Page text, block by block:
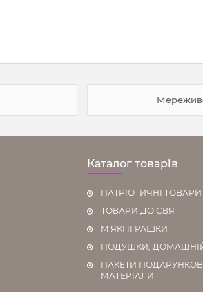
Каталог товарів
ПАТРІОТИЧНІ ТОВАРИ
ТОВАРИ ДО СВЯТ
М'ЯКІ ІГРАШКИ
ПОДУШКИ,
ПАКЕТИ
МАТЕРІАЛИ